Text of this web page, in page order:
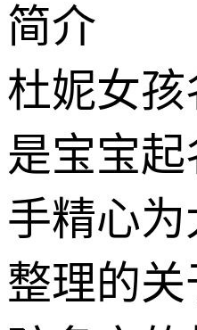
简介
杜妮女
是宝宝
手精心
整理的